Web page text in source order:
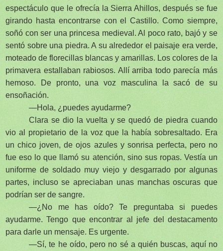
espectáculo que le ofrecía la Sierra Ahillos, después se fue
girando hasta encontrarse con el Castillo. Como siempre,
soñó con ser una princesa medieval. Al poco rato, bajó y se
sentó sobre una piedra. A su alrededor el paisaje era verde,
moteado de florecillas blancas y amarillas. Los colores de la
primavera estallaban rabiosos. Allí arriba todo parecía más
hemoso. De pronto, una voz masculina la sacó de su
ensoñación.
—Hola, ¿puedes ayudarme?
Clara se dio la vuelta y se quedó de piedra cuando
vio al propietario de la voz que la había sobresaltado. Era
un chico joven, de ojos azules y sonrisa perfecta, pero no
fue eso lo que llamó su atención, sino sus ropas. Vestía un
uniforme de soldado muy viejo y desgarrado por algunas
partes, incluso se apreciaban unas manchas oscuras que
podrían ser de sangre.
—¿No me has oído? Te preguntaba si puedes
ayudarme. Tengo que encontrar al jefe del destacamento
para darle un mensaje. Es urgente.
—Sí, te he oído, pero no sé a quién buscas, aquí no